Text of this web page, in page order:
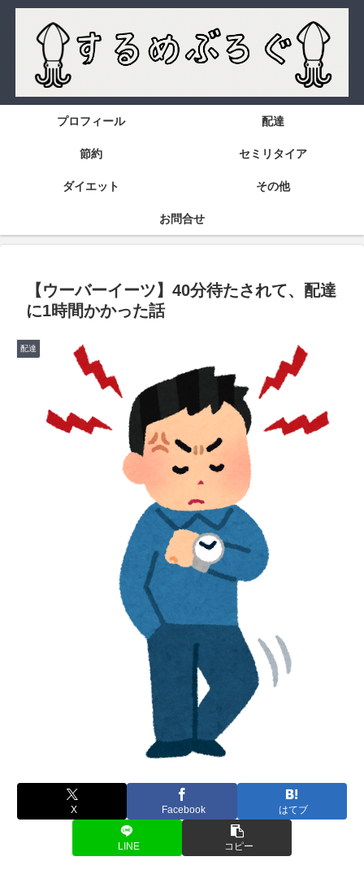
プロフィール 配達
節約 セミリタイア
ダイエット その他
お問合せ
【ウーバーイーツ】40分待たされて、配達
に1時間かかった話
配達
X Facebook はてブ
LINE コピー